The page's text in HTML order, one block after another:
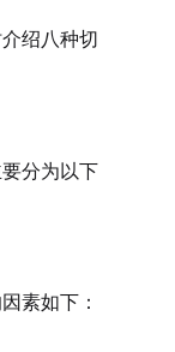
绍八种切
分为以下
素如下：